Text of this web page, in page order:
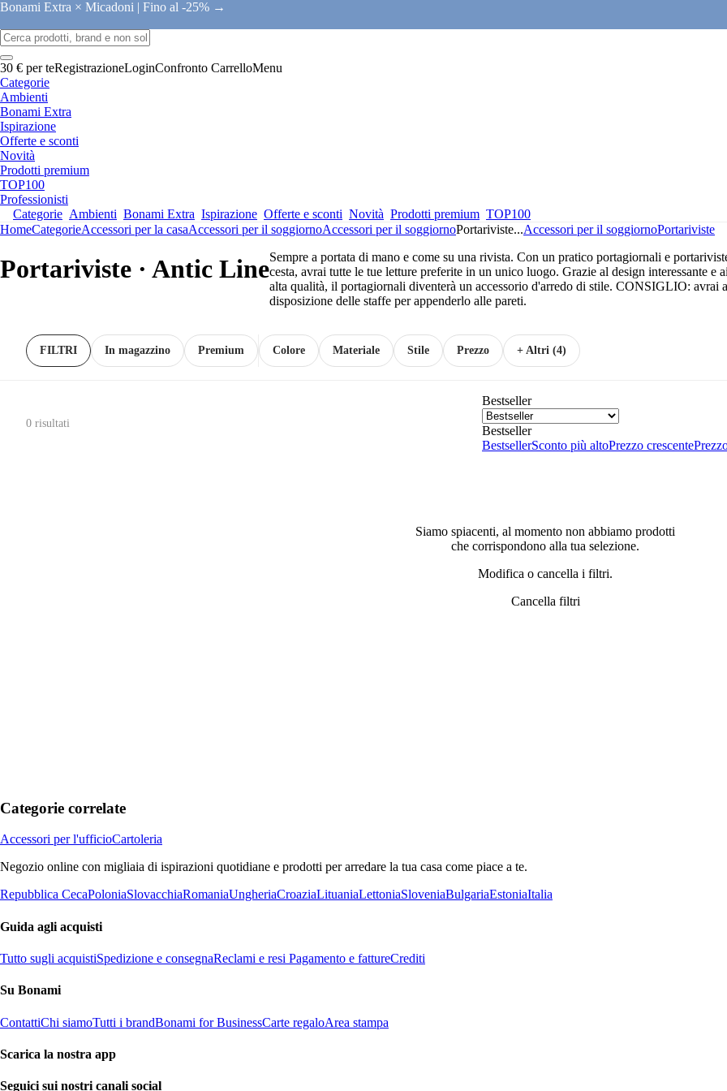
Bonami Extra × Micadoni | Fino al -25% →
30 € per teRegistrazioneLoginConfronto CarrelloMenu
Categorie
Ambienti
Bonami Extra
Ispirazione
Offerte e sconti
Novità
Prodotti premium
TOP100
Professionisti
Categorie Ambienti Bonami Extra Ispirazione Offerte e sconti Novità Prodotti premium TOP100
HomeCategorieAccessori per la casaAccessori per il soggiornoAccessori per il soggiornoPortariviste...Accessori per il soggiornoPortariviste
Portariviste · Antic LineSempre a portata di mano e come su una rivista. Con un pratico portagiornali e
cesta, avrai tutte le tue letture preferite in un unico luogo. Grazie al design interessante e
alta qualità, il portagiornali diventerà un accessorio d'arredo di stile. CONSIGLIO: avrai
disposizione delle staffe per appenderlo alle pareti.
FILTRI In magazzino Premium Colore Materiale Stile Prezzo + Altri (4)
0 risultati
Bestseller
Bestseller
BestsellerSconto più altoPrezzo crescente
Siamo spiacenti, al momento non abbiamo prodotti
che corrispondono alla tua selezione.
Modifica o cancella i filtri.
Cancella filtri
Categorie correlate
Accessori per l'ufficioCartoleria
Negozio online con migliaia di ispirazioni quotidiane e prodotti per arredare la tua casa come piace a te.
Repubblica CecaPoloniaSlovacchiaRomaniaUngheriaCroaziaLituaniaLettoniaSloveniaBulgariaEstoniaItalia
Guida agli acquisti
Tutto sugli acquistiSpedizione e consegnaReclami e resi Pagamento e fattureCrediti
Su Bonami
ContattiChi siamoTutti i brandBonami for BusinessCarte regaloArea stampa
Scarica la nostra app
Seguici sui nostri canali social